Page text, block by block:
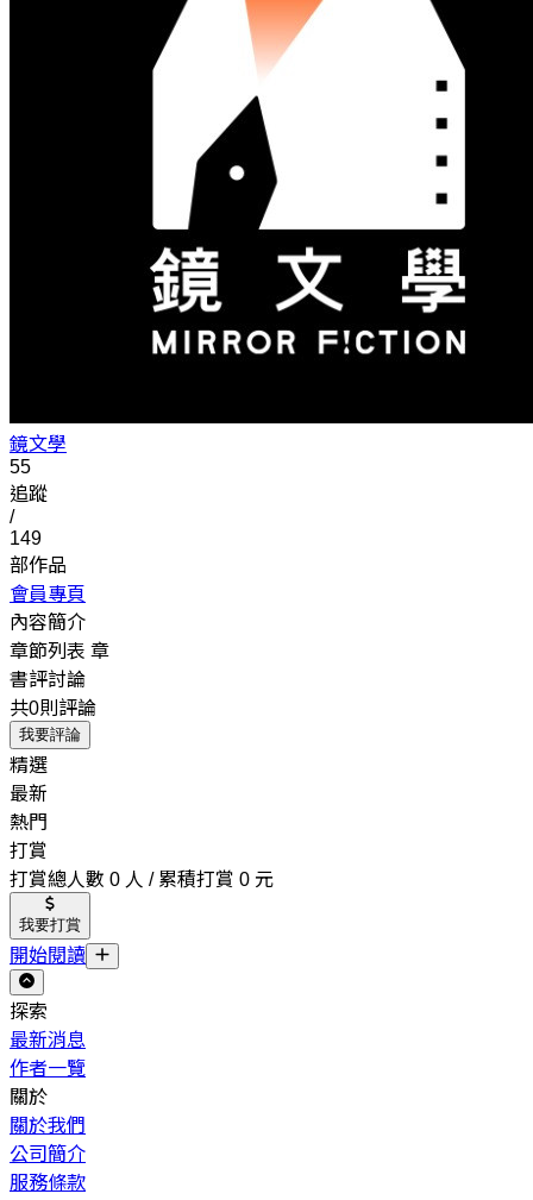
鏡文學
55
追蹤
/
149
部作品
會員專頁
內容簡介
章節列表 章
書評討論
共0則評論
我要評論
精選
最新
熱門
打賞
打賞總人數 0 人 / 累積打賞 0 元
我要打賞
開始閱讀
探索
最新消息
作者一覽
關於
關於我們
公司簡介
服務條款